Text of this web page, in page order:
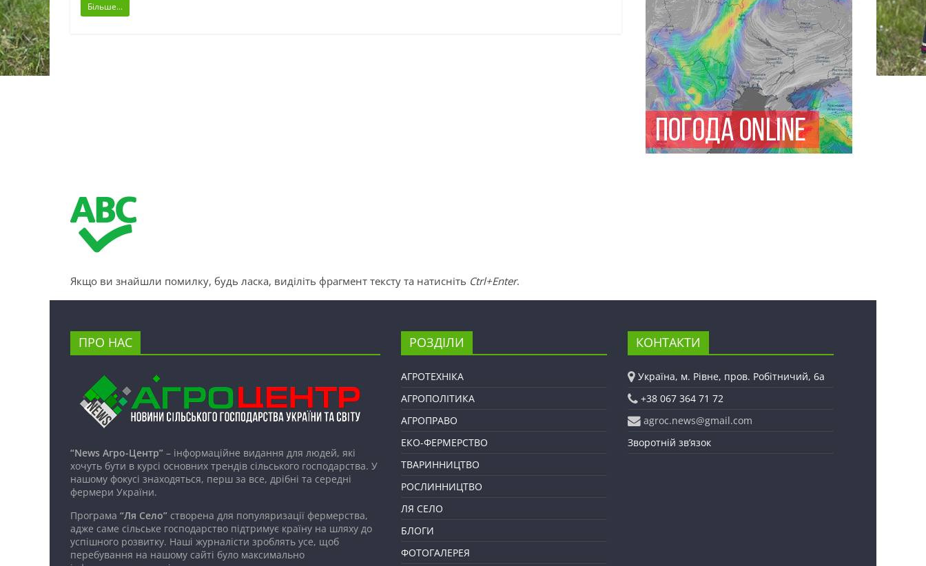
Більше...
Якщо ви знайшли помилку, будь ласка, виділіть фрагмент тексту та натисніть Ctrl+Enter.
ПРО НАС
“News Агро-Центр” – інформаційне видання для людей, які
хочуть бути в курсі основних трендів сільського господарства. У
нашому фокусі знаходяться, перш за все, дрібні та середні
фермери України.
Програма “Ля Село” створена для популяризації фермерства,
адже саме сільське господарство підтримує країну на шляху до
успішного розвитку. Наші журналісти зроблять усе, щоб
перебування на нашому сайті було максимально
РОЗДІЛИ
АГРОТЕХНІКА
АГРОПОЛІТИКА
АГРОПРАВО
ЕКО-ФЕРМЕРСТВО
ТВАРИННИЦТВО
РОСЛИННИЦТВО
ЛЯ СЕЛО
БЛОГИ
ФОТОГАЛЕРЕЯ
КОНТАКТИ
Україна, м. Рівне, пров. Робітничий, 6а
+38 067 364 71 72
agroc.news@gmail.com
Зворотній зв’язок